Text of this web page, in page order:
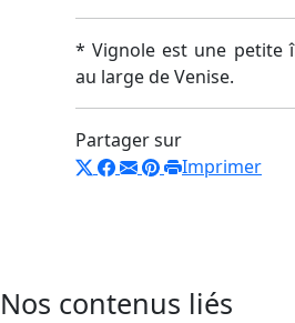
* Vignole est une petite
au large de Venise.
Partager sur
Imprimer
Nos contenus liés